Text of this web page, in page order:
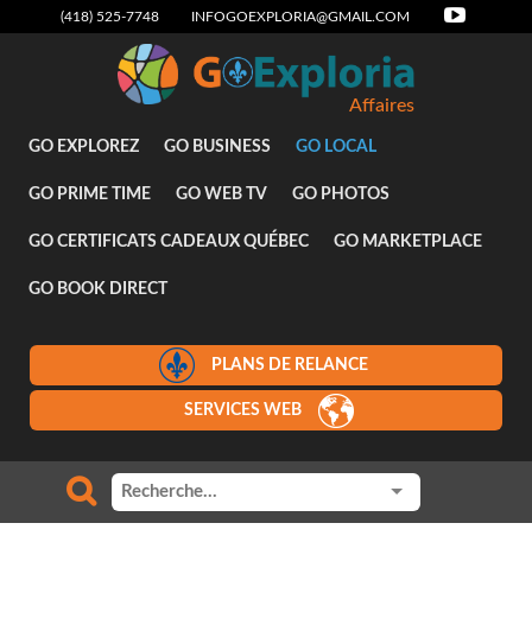
(418) 525-7748 INFOGOEXPLORIA@GMAIL.COM
Affaires
GO EXPLOREZ GO BUSINESS GO LOCAL
GO PRIME TIME GO WEB TV GO PHOTOS
GO CERTIFICATS CADEAUX QUÉBEC GO MARKETPLACE
GO BOOK DIRECT
PLANS DE RELANCE
SERVICES WEB